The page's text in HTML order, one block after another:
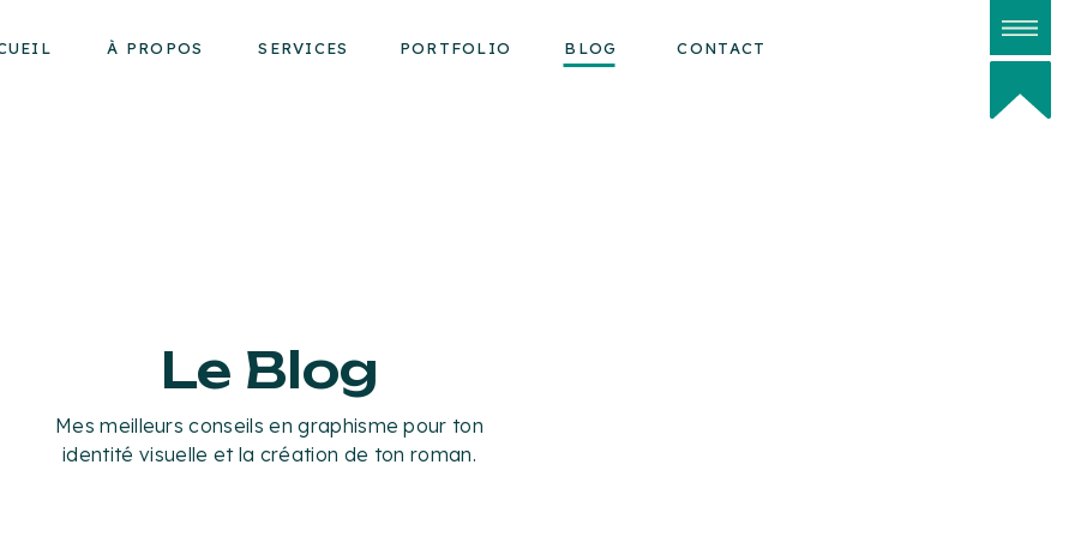
CONTACT
BLOG
À PROPOS PORTFOLIO
SERVICES
Mes meilleurs conseils en graphisme pour ton
identité visuelle et la création de ton roman.
Le Blog